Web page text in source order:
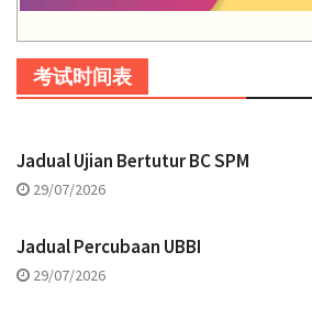
考试时间表
Jadual Ujian Bertutur BC SPM
29/07/2026
Jadual Percubaan UBBI
29/07/2026